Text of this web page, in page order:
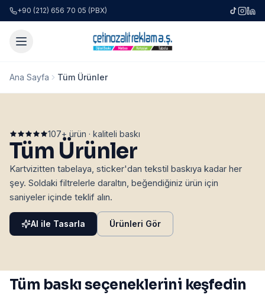
+90 (212) 656 70 05 (PBX)
Ana Sayfa Tüm Ürünler
107+ ürün · kaliteli baskı
Tüm Ürünler
Kartvizitten tabelaya, sticker'dan tekstil baskıya kadar her
şey. Soldaki filtrelerle daraltın, beğendiğiniz ürün için
saniyeler içinde teklif alın.
AI ile Tasarla Ürünleri Gör
Tüm baskı seçeneklerini keşfedin